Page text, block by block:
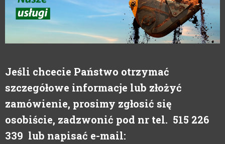
Jeśli chcecie Państwo otrzymać
szczegółowe informacje lub złożyć
zamówienie, prosimy zgłosić się
osobiście, zadzwonić pod nr tel. 515 226
339 lub napisać e-mail: